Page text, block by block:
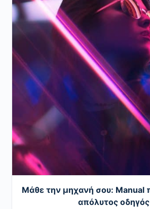
Μάθε την μηχανή σου: Μanual
απόλυτος οδηγός